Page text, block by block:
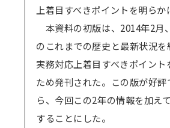
上着目すべきポイントを明らか
本資料の初版は、2014年2月
のこれまでの歴史と最新状況
実務対応上着目すべきポイント
ため発刊された。この版が好
ら、今回この2年の情報を加え
することにした。